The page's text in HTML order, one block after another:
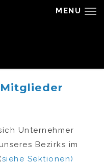
MENU
Unternehmer
Bezirks im
siehe Sektionen)